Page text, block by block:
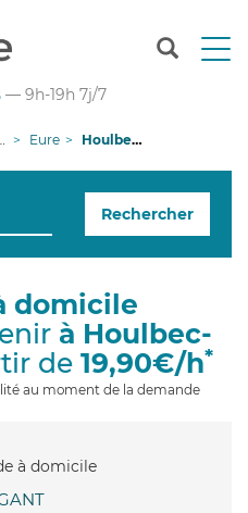
T
n
g
— 9h-19h 7j/7
Eure Houlbec-Cocherel
Rechercher
domicile
à Houlbec-
de 19,90€/h*
au moment de la demande